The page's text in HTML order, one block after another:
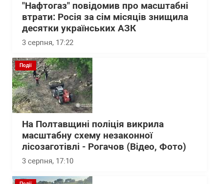
"Нафтогаз" повідомив про масштабні
втрати: Росія за сім місяців знищила
десятки українських АЗК
3 серпня, 17:22
Події
На Полтавщині поліція викрила
масштабну схему незаконної
лісозаготівлі - Рогачов (Відео, Фото)
3 серпня, 17:10